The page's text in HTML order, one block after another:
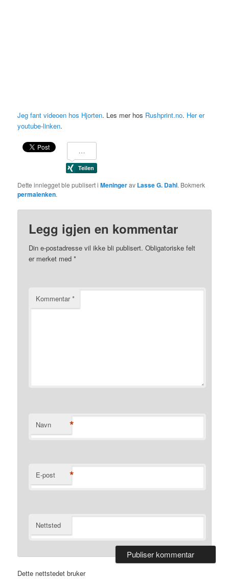
Jeg fant videoen hos Hjorten. Les mer hos Rushprint.no. Her er
youtube-linken.
Dette innlegget ble publisert iMeningerav Lasse G. Dahl. Bokmerk
permalenken.
Legg igjen en kommentar
Din e-postadresse vil ikke bli publisert. Obligatoriske felt
er merket med*
Kommentar*
Navn *
E-post *
Nettsted
Dette nettstedet bruker